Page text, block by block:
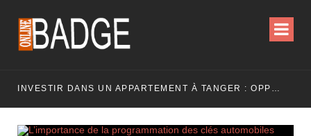
INVESTIR DANS UN APPARTEMENT À TANGER : OPPORTUNITÉS ET POINTS ESSENTIELS À CONNAÎTRE